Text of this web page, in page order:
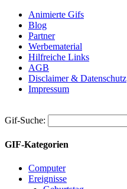
Animierte Gifs
Blog
Partner
Werbematerial
Hilfreiche Links
AGB
Disclaimer & Datenschutz
Impressum
Gif-Suche:
GIF-Kategorien
Computer
Ereignisse